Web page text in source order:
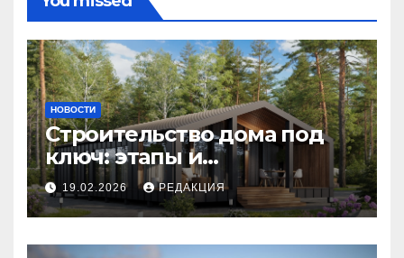
НОВОСТИ
Строительство дома под
ключ: этапы и
планирование бюджета
19.02.2026 РЕДАКЦИЯ